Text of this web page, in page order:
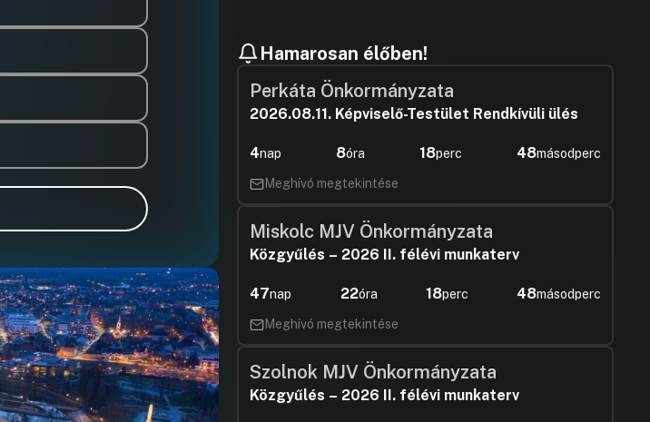
Kósa
Felszólaló
Felszólaló
Borsi
Hamarosan élőben!
Perkáta Önkormányzata
2026.08.11. Képviselő-Testület Rendkívüli ülés
4nap 8óra 18perc 47másodperc
Meghívó megtekintése
Miskolc MJV Önkormányzata
Közgyűlés – 2026 II. félévi munkaterv
47nap 22óra 18perc 47másodperc
Meghívó megtekintése
Szolnok MJV Önkormányzata
Közgyűlés – 2026 II. félévi munkaterv